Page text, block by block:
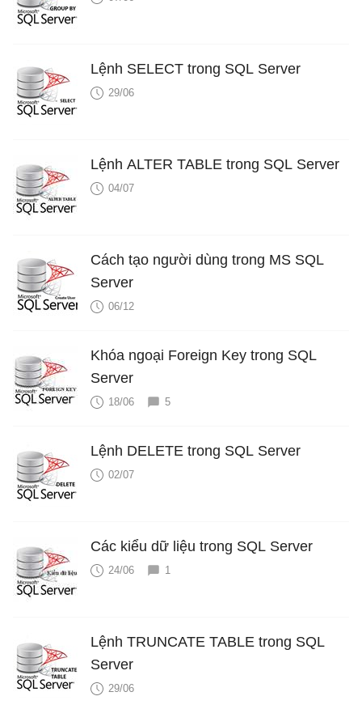
Lệnh SELECT trong SQL Server
29/06
Lệnh ALTER TABLE trong SQL Server
04/07
Cách tạo người dùng trong MS SQL
Server
06/12
Khóa ngoại Foreign Key trong SQL
Server
18/06 5
Lệnh DELETE trong SQL Server
02/07
Các kiểu dữ liệu trong SQL Server
24/06 1
Lệnh TRUNCATE TABLE trong SQL
Server
29/06